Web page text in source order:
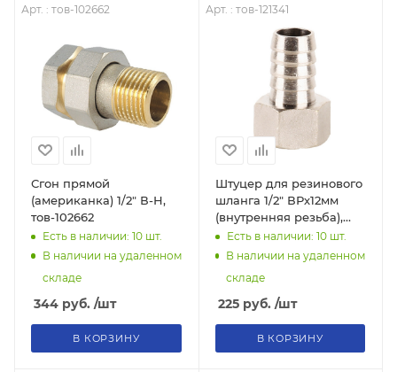
Арт. : тов-102662
Сгон прямой
(американка) 1/2" В-Н,
тов-102662
Есть в наличии: 10 шт.
В наличии на удаленном
складе
344 руб. /шт
В КОРЗИНУ
Арт. : тов-121341
Штуцер для резинового
шланга 1/2" ВРх12мм
(внутренняя резьба),
тов-121341
Есть в наличии: 10шт.
В наличии на удаленном
складе
225руб. /шт
В КОРЗИНУ